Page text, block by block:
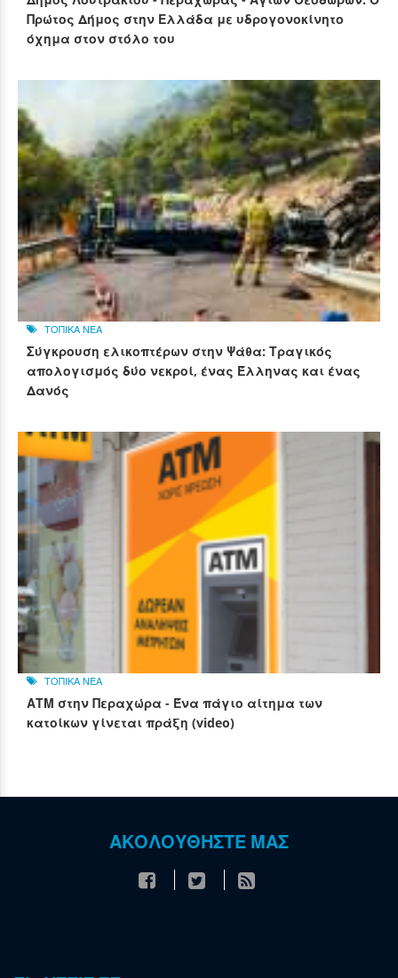
Πρώτος Δήμος στην Ελλάδα με υδρογονοκίνητο
όχημα στον στόλο του
ΤΟΠΙΚΑ ΝΕΑ
Σύγκρουση ελικοπτέρων στην Ψάθα: Τραγικός
απολογισμός δύο νεκροί, ένας Έλληνας και ένας
Δανός
ΤΟΠΙΚΑ ΝΕΑ
ΑΤΜ στην Περαχώρα - Ένα πάγιο αίτημα των
κατοίκων γίνεται πράξη (video)
ΑΚΟΛΟΥΘΗΣΤΕ ΜΑΣ